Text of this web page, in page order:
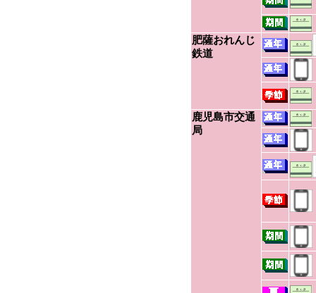
肥薩おれんじ
鉄道
鹿児島市交通
局